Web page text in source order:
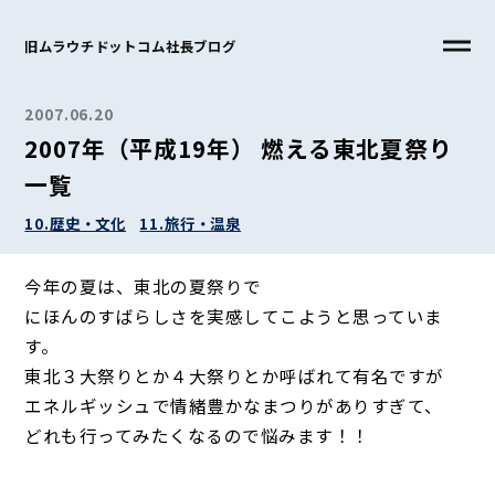
旧ムラウチドットコム社長ブログ
2007.06.20
2007年（平成19年） 燃える東北夏祭り
一覧
10.歴史・文化 11.旅行・温泉
今年の夏は、東北の夏祭りで
にほんのすばらしさを実感してこようと思っていま
す。
東北３大祭りとか４大祭りとか呼ばれて有名ですが
エネルギッシュで情緒豊かなまつりがありすぎて、
どれも行ってみたくなるので悩みます！！